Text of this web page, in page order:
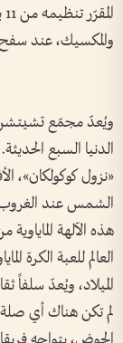
والمكسيك، عند سفح
ويُعدّ مجمّع
الدنيا السبع
«نزول كوكولكان»،
الشمس عند الغروب
هذه الآلهة
الميلاد، ويُعدّ سلفاً
لم تكن هناك أي صلة